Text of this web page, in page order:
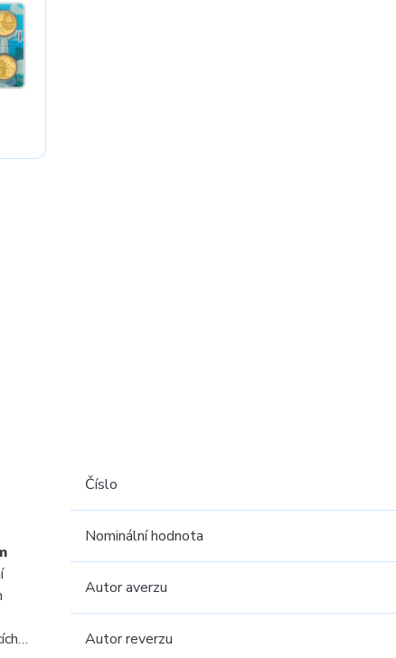
Číslo
Nominální hodnota
Autor averzu
Autor reverzu